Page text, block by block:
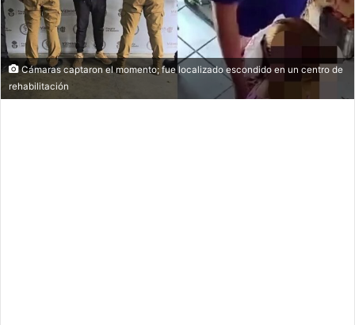
Cámaras captaron el momento; fue localizado escondido en un centro de
rehabilitación